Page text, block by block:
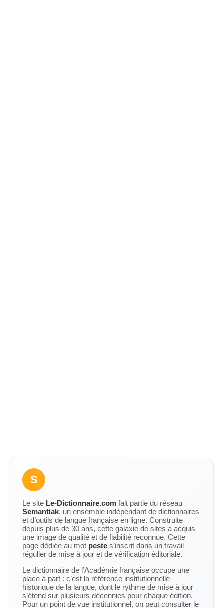
S
Le site Le-Dictionnaire.com fait partie du réseau
Semantiak, un ensemble indépendant de dictionnaires
et d’outils de langue française en ligne. Construite
depuis plus de 30 ans, cette galaxie de sites a acquis
une image de qualité et de fiabilité reconnue. Cette
page dédiée au mot peste s’inscrit dans un travail
régulier de mise à jour et de vérification éditoriale.
Le dictionnaire de l’Académie française occupe une
place à part : c’est la référence institutionnelle
historique de la langue, dont le rythme de mise à jour
s’étend sur plusieurs décennies pour chaque édition.
Pour un point de vue institutionnel, on peut consulter le